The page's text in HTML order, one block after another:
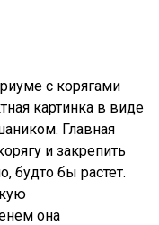
с корягами
картинка в виде
Главная
и закрепить
будто бы растет.
она